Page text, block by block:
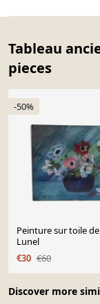
Tableau
pieces
Discover more
-50%
Peinture sur toile
Lunel
€30 €60